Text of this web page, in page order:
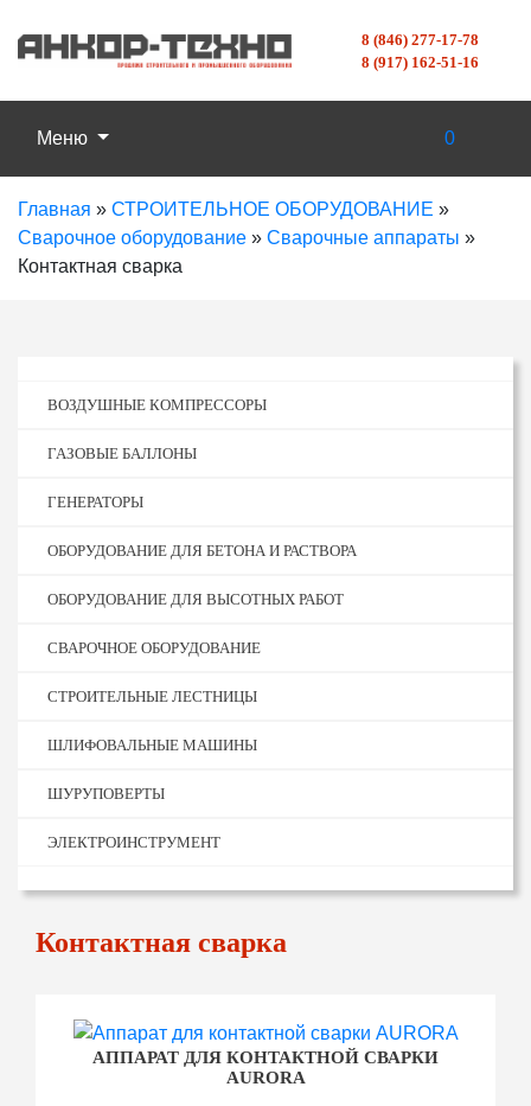
8 (846) 277-17-78
8 (917) 162-51-16
Меню 0
Главная » СТРОИТЕЛЬНОЕ ОБОРУДОВАНИЕ »
Сварочное оборудование » Сварочные аппараты »
Контактная сварка
ВОЗДУШНЫЕ КОМПРЕССОРЫ
ГАЗОВЫЕ БАЛЛОНЫ
ГЕНЕРАТОРЫ
ОБОРУДОВАНИЕ ДЛЯ БЕТОНА И РАСТВОРА
ОБОРУДОВАНИЕ ДЛЯ ВЫСОТНЫХ РАБОТ
СВАРОЧНОЕ ОБОРУДОВАНИЕ
СТРОИТЕЛЬНЫЕ ЛЕСТНИЦЫ
ШЛИФОВАЛЬНЫЕ МАШИНЫ
ШУРУПОВЕРТЫ
ЭЛЕКТРОИНСТРУМЕНТ
Контактная сварка
АППАРАТ ДЛЯ КОНТАКТНОЙ СВАРКИ
AURORA